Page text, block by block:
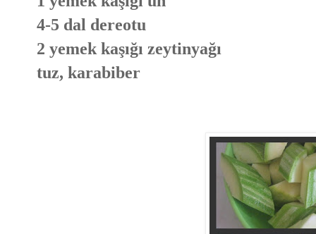
4-5 dal dereotu
2 yemek kaşığı zeytinyağı
tuz, karabiber